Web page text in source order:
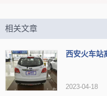
客运专线、包西高铁、大西客
的站台面是34个，还有34条股
线，已经实现互联互通，从而满
相关文章
西安火车站
2023-04-18